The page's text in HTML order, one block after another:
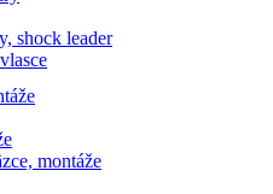
shock leader
montáže